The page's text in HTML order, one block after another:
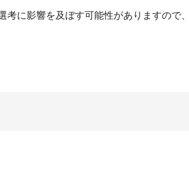
に影響を及ぼす可能性がありますので